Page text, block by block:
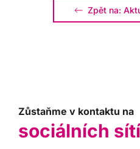
Zpět na:
Zůstaňme v kontaktu na
sociálních